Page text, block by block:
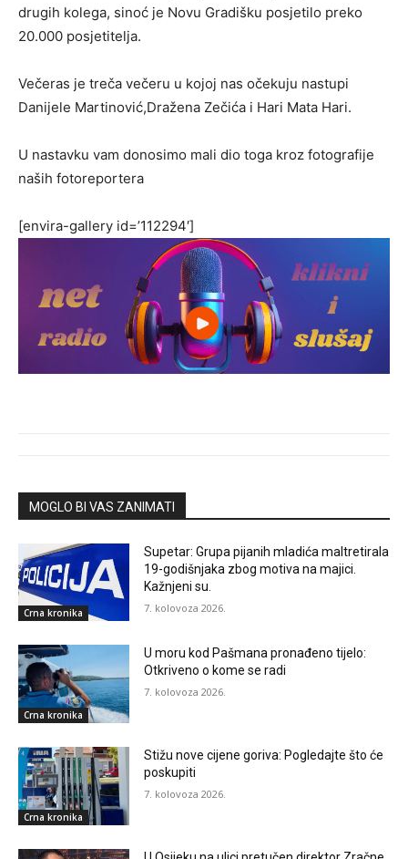
drugih kolega, sinoć je Novu Gradišku posjetilo preko
20.000 posjetitelja.
Večeras je treča večeru u kojoj nas očekuju nastupi
Danijele Martinović,Dražena Zečića i Hari Mata Hari.
U nastavku vam donosimo mali dio toga kroz fotografije
naših fotoreportera
[envira-gallery id=’112294′]
MOGLO BI VAS ZANIMATI
Crna kronika
Supetar: Grupa pijanih mladića maltretirala
19-godišnjaka zbog motiva na majici.
Kažnjeni su.
7. kolovoza 2026.
Crna kronika
U moru kod Pašmana pronađeno tijelo:
Otkriveno o kome se radi
7. kolovoza 2026.
Crna kronika
Stižu nove cijene goriva: Pogledajte što će
poskupiti
7. kolovoza 2026.